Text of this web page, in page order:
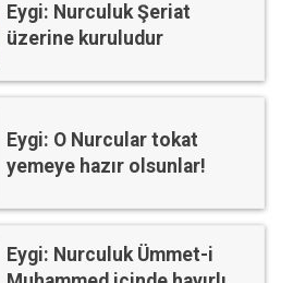
Eygi: Nurculuk Şeriat
üzerine kuruludur
Eygi: O Nurcular tokat
yemeye hazır olsunlar!
Eygi: Nurculuk Ümmet-i